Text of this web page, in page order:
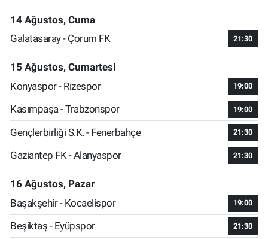
14 Ağustos, Cuma
Galatasaray - Çorum FK
21:30
15 Ağustos, Cumartesi
Konyaspor - Rizespor
19:00
Kasımpaşa - Trabzonspor 19:00
Gençlerbirliği S.K. - Fenerbahçe 21:30
Gaziantep FK - Alanyaspor 21:30
16 Ağustos, Pazar
Başakşehir - Kocaelispor
19:00
Beşiktaş - Eyüpspor 21:30